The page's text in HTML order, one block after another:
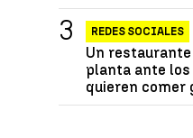
REDES SOCIALES
Un
planta ante
quieren comer